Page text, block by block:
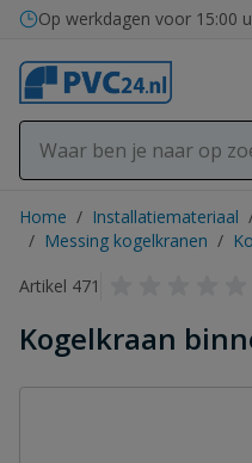
Ga naar de inhoud
Op werkdagen voor 15:00
Home / Installatiemateriaal
/ Messing kogelkranen /
Artikel 471
Kogelkraan